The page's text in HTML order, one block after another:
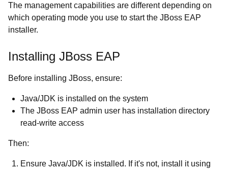
The management capabilities are different depending on
which operating mode you use to start the JBoss EAP
installer.
Installing JBoss EAP
Before installing JBoss, ensure:
Java/JDK is installed on the system
The JBoss EAP admin user has installation directory
read-write access
Then:
Ensure Java/JDK is installed. If it's not, install it using